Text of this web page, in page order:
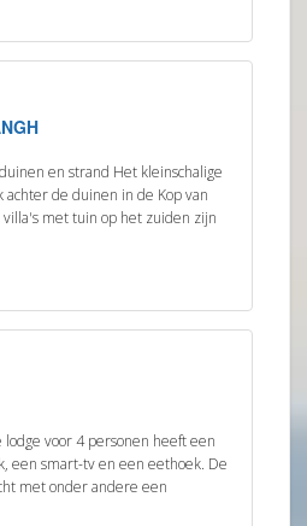
en strand Het kleinschalige
achter de duinen in de Kop van
met tuin op het zuiden zijn
voor 4 personen heeft een
een smart-tv en een eethoek. De
met onder andere een